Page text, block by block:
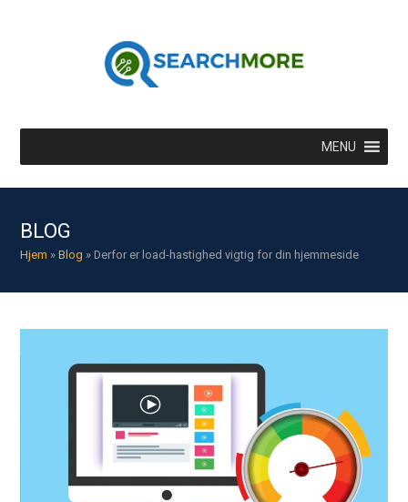
MENU
BLOG
Hjem »Blog »Derfor er load-hastighed vigtig for din hjemmeside